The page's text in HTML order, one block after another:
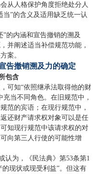
从人格保护角度拒绝处分人
”的含义及适用缺乏统一认
”的内涵和宣告撤销的溯及
并阐述适当补偿规范功能，
案。
告撤销溯及力的确定
包含
可知“依照继承法取得他的财
当不同角色。在旧规范中，
范的宾语；在现行规范中，
还财产请求权对象可以是任
知现行规范中该请求权的对
向第三人行使的可能性增
认为，《民法典》第53条第1
现状或现受利益”。但这有